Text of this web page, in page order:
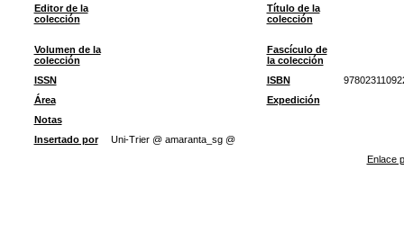
Editor de la
colección
Título de la
colección
Volumen de la
colección
Fascículo de
la colección
ISSN
ISBN
Área
Expedición
Notas
Insertado por
Uni-Trier @ amaranta_sg @
Enlace